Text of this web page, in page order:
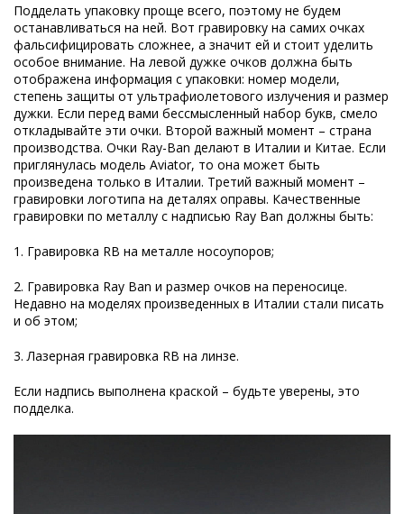
Подделать упаковку проще всего, поэтому не будем
останавливаться на ней. Вот гравировку на самих очках
фальсифицировать сложнее, а значит ей и стоит уделить
особое внимание. На левой дужке очков должна быть
отображена информация с упаковки: номер модели,
степень защиты от ультрафиолетового излучения и размер
дужки. Если перед вами бессмысленный набор букв, смело
откладывайте эти очки. Второй важный момент – страна
производства. Очки Ray-Ban делают в Италии и Китае. Если
приглянулась модель Aviator, то она может быть
произведена только в Италии. Третий важный момент –
гравировки логотипа на деталях оправы. Качественные
гравировки по металлу с надписью Ray Ban должны быть:
1. Гравировка RB на металле носоупоров;
2. Гравировка Ray Ban и размер очков на переносице.
Недавно на моделях произведенных в Италии стали писать
и об этом;
3. Лазерная гравировка RB на линзе.
Если надпись выполнена краской – будьте уверены, это
подделка.